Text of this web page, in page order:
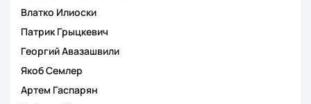
Влатко Илиоски
Патрик Грыцкевич
Георгий Авазашвили
Якоб Семлер
Артем Гаспарян